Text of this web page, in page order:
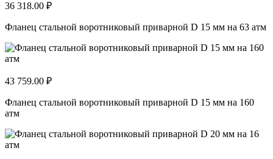
36 318.00 ₽
Фланец стальной воротниковый приварной D 15 мм на 63 атм
43 759.00 ₽
Фланец стальной воротниковый приварной D 15 мм на 160
атм